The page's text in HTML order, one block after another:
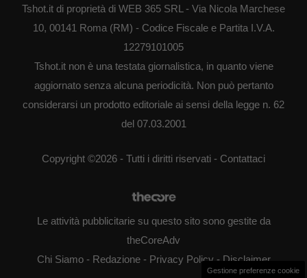
Tshot.it di proprietà di WEB 365 SRL - Via Nicola Marchese
10, 00141 Roma (RM) - Codice Fiscale e Partita I.V.A.
12279101005
Tshot.it non è una testata giornalistica, in quanto viene
aggiornato senza alcuna periodicità. Non può pertanto
considerarsi un prodotto editoriale ai sensi della legge n. 62
del 07.03.2001
Copyright ©2026 - Tutti i diritti riservati - Contattaci
Le attività pubblicitarie su questo sito sono gestite da
theCoreAdv
Chi Siamo- Redazione- Privacy Policy- Disclaimer
Gestione preferenze cookie